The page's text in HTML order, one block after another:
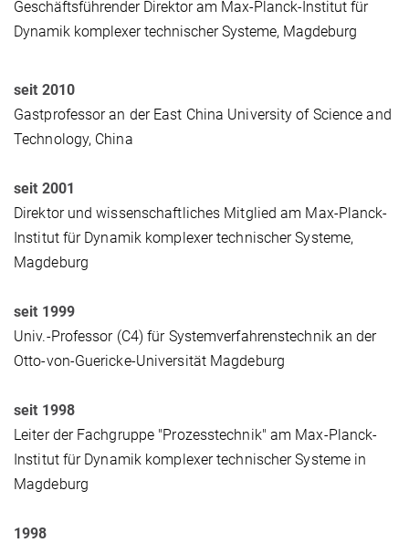
Geschäftsführender Direktoram Max-Planck-Institut für
Dynamik komplexer technischer Systeme, Magdeburg
seit 2010
Gastprofessor an der East China University of Science and
Technology, China
seit 2001
Direktor und wissenschaftliches Mitglied am Max-Planck-
Institut für Dynamik komplexer technischer Systeme,
Magdeburg
seit 1999
Univ.-Professor (C4) für Systemverfahrenstechnik an der
Otto-von-Guericke-Universität Magdeburg
seit 1998
Leiter der Fachgruppe "Prozesstechnik" am Max-Planck-
Institut für Dynamik komplexer technischer Systeme in
Magdeburg
1998